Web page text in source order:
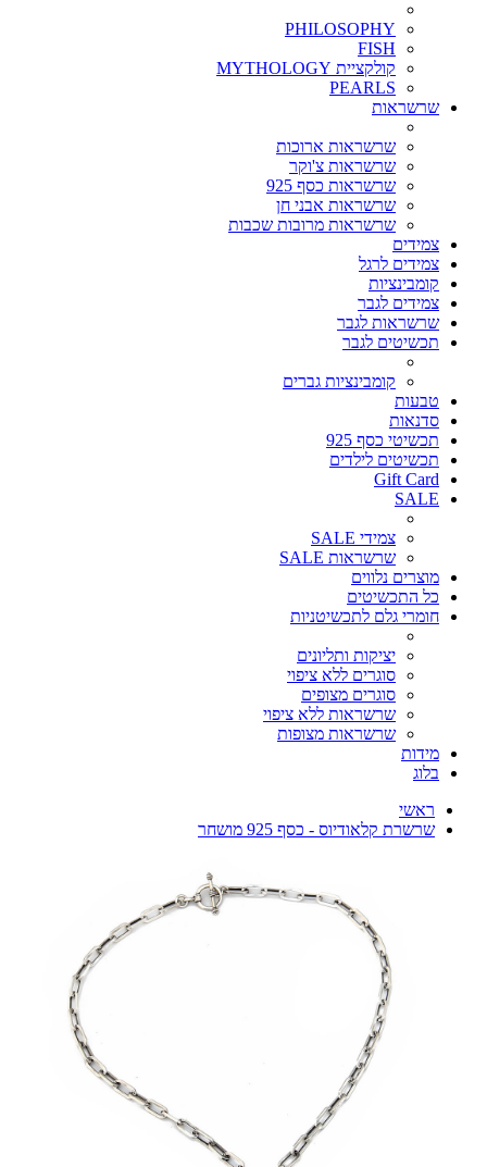
PHILOSOPHY
FISH
קולקציית MYTHOLOGY
PEARLS
שרשראות
שרשראות ארוכות
שרשראות צ'וקר
שרשראות כסף 925
שרשראות אבני חן
שרשראות מרובות שכבות
צמידים
צמידים לרגל
קומבינציות
צמידים לגבר
שרשראות לגבר
תכשיטים לגבר
קומבינציות גברים
טבעות
סדנאות
תכשיטי כסף 925
תכשיטים לילדים
Gift Card
SALE
צמידי SALE
שרשראות SALE
מוצרים נלווים
כל התכשיטים
חומרי גלם לתכשיטניות
יציקות ותליונים
סוגרים ללא ציפוי
סוגרים מצופים
שרשראות ללא ציפוי
שרשראות מצופות
מידות
בלוג
ראשי
שרשרת קלאודיוס - כסף 925 מושחר